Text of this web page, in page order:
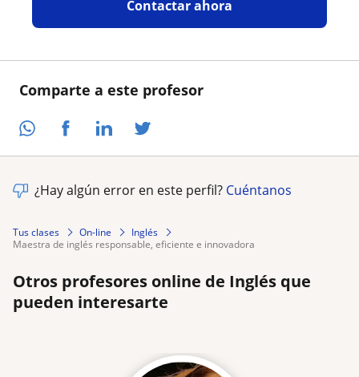
Comparte a este profesor
Contactar ahora
¿Hay algún error en este perfil? Cuéntanos
Tus clases On-line
Inglés
maestra de inglés responsable, eficiente e innovadora
Otros profesores online de Inglés que
pueden interesarte